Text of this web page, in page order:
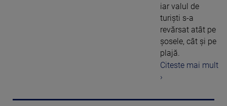
iar valul de
turişti s-a
revărsat atât pe
şosele, cât şi pe
plajă.
Citeste mai mult
›